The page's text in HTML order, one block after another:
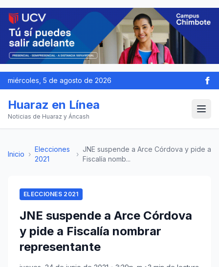
miércoles, 5 de agosto de 2026
Huaraz en Línea
Noticias de Huaraz y Áncash
Inicio ›
Elecciones
2021
›
JNE suspende a Arce Córdova y pide a
Fiscalía nomb...
ELECCIONES 2021
JNE suspende a Arce Córdova
y pide a Fiscalía nombrar
representante